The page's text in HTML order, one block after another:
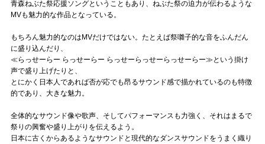
青森ねぶた祭応援ソングということもあり、ねぶた祭の迫力が伝わるような
MVも魅力的な作品となっている。
もちろん魅力的なのはMVだけではない。たとえば祭囃子的な音をふんだん
に盛り込んだり、
≪らっせーらー らっせーらー らっせーらっせーらっせーらー≫という掛け
声で盛り上げたりと、
とにかく日本人であれば否が応でも昂るサウンド感で描かれているのも特徴
的であり、大きな魅力。
全体的なサウンド像や歌声、そしてパフォーマンスも力強く、それはまるで
祭りの興奮や盛り上がりを伝えるよう。
日本に古くからあるようなサウンドと現代的なダンスサウンドをうまく織り